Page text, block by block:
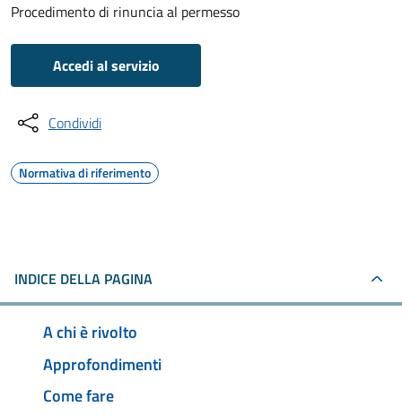
Procedimento di rinuncia al permesso
Accedi al servizio
Condividi
Normativa di riferimento
INDICE DELLA PAGINA
A chi è rivolto
Approfondimenti
Come fare